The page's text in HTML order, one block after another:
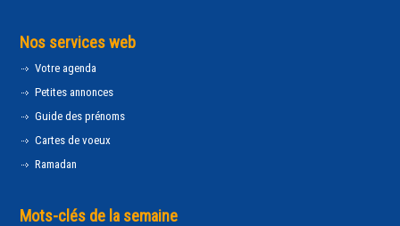
Nos services web
Votre agenda
Petites annonces
Guide des prénoms
Cartes de voeux
Ramadan
Mots-clés de la semaine